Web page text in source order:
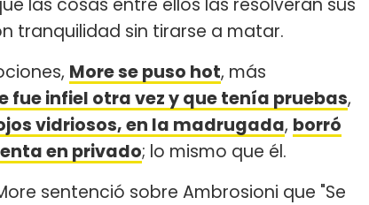
tranquilidad sin tirarse a matar.
More se puso hot, más
fue infiel otra vez y que tenía pruebas,
vidriosos, en la madrugada, borró
en privado; lo mismo que él.
sentenció sobre Ambrosioni que "Se